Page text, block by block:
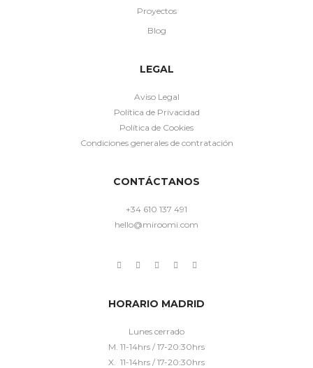
Proyectos
Blog
LEGAL
Aviso Legal
Política de Privacidad
Política de Cookies
Condiciones generales de contratación
CONTÁCTANOS
+34 610 137 491
hello@miroomi.com
HORARIO MADRID
Lunes cerrado
M. 11-14hrs / 17-20:30hrs
X. 11-14hrs / 17-20:30hrs